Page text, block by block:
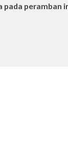
pada peramban